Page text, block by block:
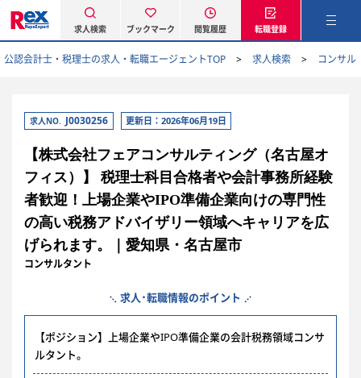
求人検索 ブックマーク 閲覧履歴 転職登録
公認会計士・税理士の求人・転職エージェントTOP 求人検索 コンサル
求人NO. J0030256 更新日：2026年06月19日
【株式会社フェアコンサルティング（名古屋オ
フィス）】 税理士科目合格者や会計事務所経験
者歓迎！上場企業やIPO準備企業向けの専門性
の高い税務アドバイザリー領域へキャリアを広
げられます。｜愛知県・名古屋市
コンサルタント
求人･転職情報のポイント
【ポジション】上場企業やIPO準備企業の会計税務領域コンサ
ルタント。